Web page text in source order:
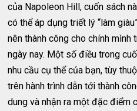
của Napoleon Hill, cuốn sách
có thể áp dụng triết lý “làm
nên thành công cho chính
ngày nay. Một số điều trong
nhu cầu cụ thể của bạn, tùy
trên hành trình dẫn tới thành
dung và nhận ra một đặc điểm